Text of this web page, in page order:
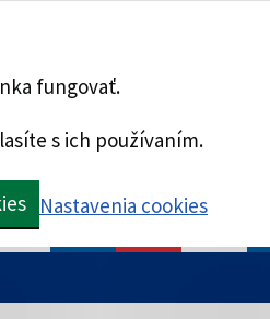
fungovať.
s ich používaním.
Nastavenia cookies